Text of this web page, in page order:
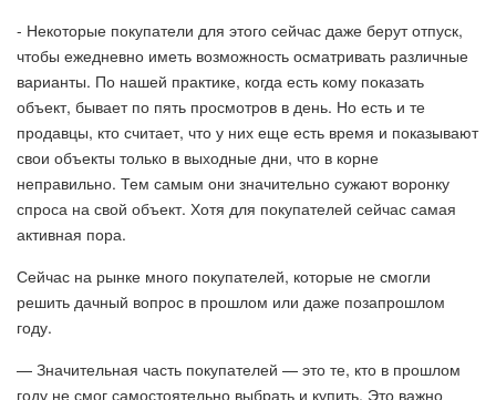
- Некоторые покупатели для этого сейчас даже берут отпуск,
чтобы ежедневно иметь возможность осматривать различные
варианты. По нашей практике, когда есть кому показать
объект, бывает по пять просмотров в день. Но есть и те
продавцы, кто считает, что у них еще есть время и показывают
свои объекты только в выходные дни, что в корне
неправильно. Тем самым они значительно сужают воронку
спроса на свой объект. Хотя для покупателей сейчас самая
активная пора.
Сейчас на рынке много покупателей, которые не смогли
решить дачный вопрос в прошлом или даже позапрошлом
году.
— Значительная часть покупателей — это те, кто в прошлом
году не смог самостоятельно выбрать и купить. Это важно